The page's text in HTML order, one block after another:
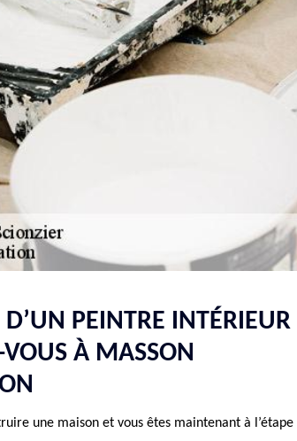
PEINTRE INTÉRIEUR
VOUS À MASSON
une maison et vous êtes maintenant à l’étape